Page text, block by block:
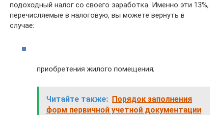
подоходный налог со своего заработка. Именно эти 13%,
перечисляемые в налоговую, вы можете вернуть в
случае:
приобретения жилого помещения;
Читайте также: Порядок заполнения
форм первичной учетной документации